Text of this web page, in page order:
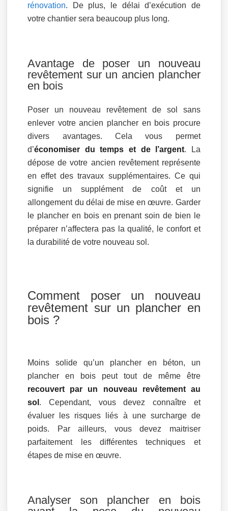
rénovation. De plus, le délai d’exécution de
votre chantier sera beaucoup plus long.
Avantage de poser un nouveau
revêtement sur un ancien plancher
en bois
Poser un nouveau revêtement de sol sans
enlever votre ancien plancher en bois procure
divers avantages. Cela vous permet
d’économiser du temps et de l’argent. La
dépose de votre ancien revêtement représente
en effet des travaux supplémentaires. Ce qui
signifie un supplément de coût et un
allongement du délai de mise en œuvre. Garder
le plancher en bois en prenant soin de bien le
préparer n’affectera pas la qualité, le confort et
la durabilité de votre nouveau sol.
Comment poser un nouveau
revêtement sur un plancher en
bois ?
Moins solide qu’un plancher en béton, un
plancher en bois peut tout de même être
recouvert par un nouveau revêtement au
sol . Cependant, vous devez connaître et
évaluer les risques liés à une surcharge de
poids. Par ailleurs, vous devez maitriser
parfaitement les différentes techniques et
étapes de mise en œuvre.
Analyser son plancher en bois